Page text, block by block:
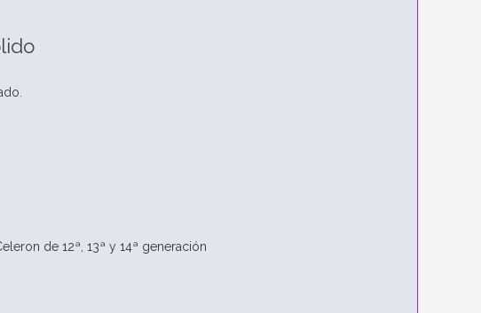
de 12ª, 13ª y 14ª generación